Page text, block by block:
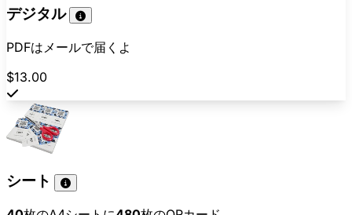
デジタル
PDFはメールで届くよ
$13.00
シート